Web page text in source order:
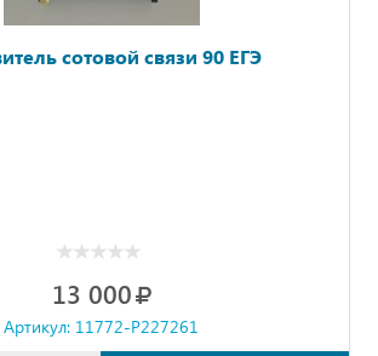
сотовой связи 90 ЕГЭ
13 000
Артикул: 11772-P227261